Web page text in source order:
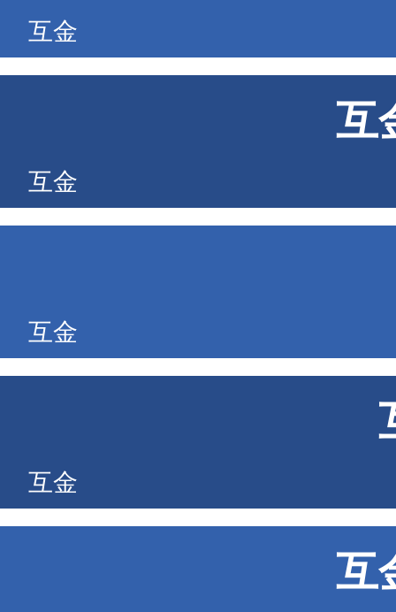
互金
互
互金
互金
互金
互